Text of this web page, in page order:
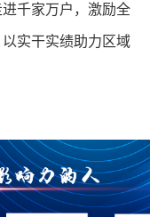
千家万户，激励全
实干实绩助力区域